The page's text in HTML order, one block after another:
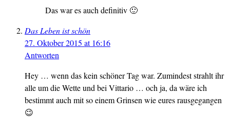
Das war es auch definitiv 🙂
Das Leben ist schön
27. Oktober 2015 at 16:16
Antworten
Hey … wenn das kein schöner Tag war. Zumindest strahlt ihr
alle um die Wette und bei Vittario … och ja, da wäre ich
bestimmt auch mit so einem Grinsen wie eures rausgegangen
😉